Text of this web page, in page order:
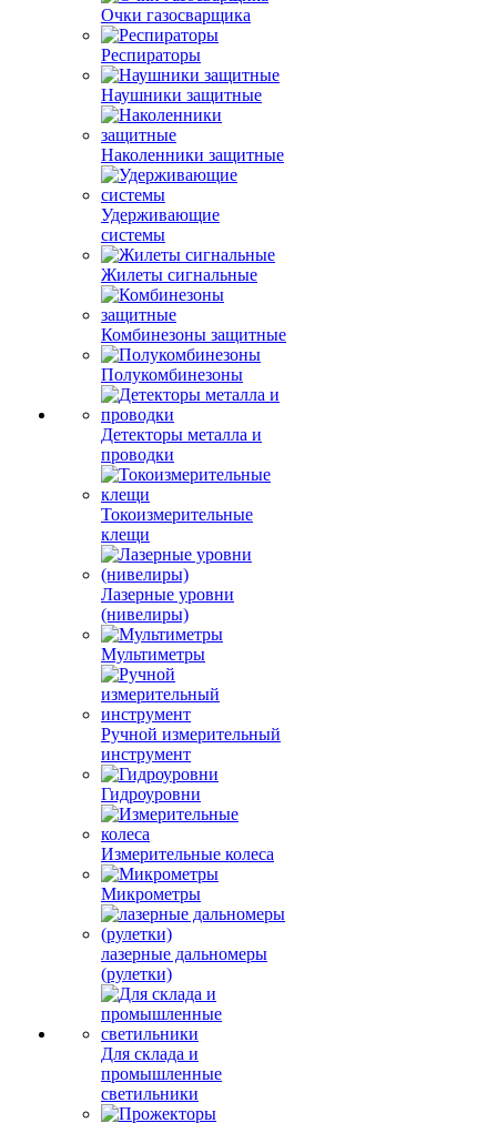
Очки газосварщика
Респираторы
Наушники защитные
Наколенники защитные
Удерживающие
системы
Жилеты сигнальные
Комбинезоны защитные
Полукомбинезоны
Детекторы металла и
проводки
Токоизмерительные
клещи
Лазерные уровни
(нивелиры)
Мультиметры
Ручной измерительный
инструмент
Гидроуровни
Измерительные колеса
Микрометры
лазерные дальномеры
(рулетки)
Для склада и
промышленные
светильники